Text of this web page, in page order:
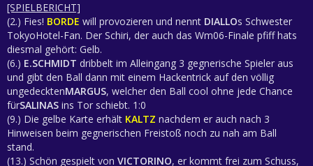
[SPIELBERICHT]
(2.) Fies! BORDE will provozieren und nennt DIALLOs Schwester
TokyoHotel-Fan. Der Schiri, der auch das Wm06-Finale pfiff hats
diesmal gehört: Gelb.
(6.) E.SCHMIDT dribbelt im Alleingang 3 gegnerische Spieler aus
und gibt den Ball dann mit einem Hackentrick auf den völlig
ungedecktenMARGUS, welcher den Ball cool ohne jede Chance
fürSALINAS ins Tor schiebt. 1:0
(9.) Die gelbe Karte erhält KALTZ nachdem er auch nach 3
Hinweisen beim gegnerischen Freistoß noch zu nah am Ball
stand.
(13.) Schön gespielt von VICTORINO, er kommt frei zum Schuss,